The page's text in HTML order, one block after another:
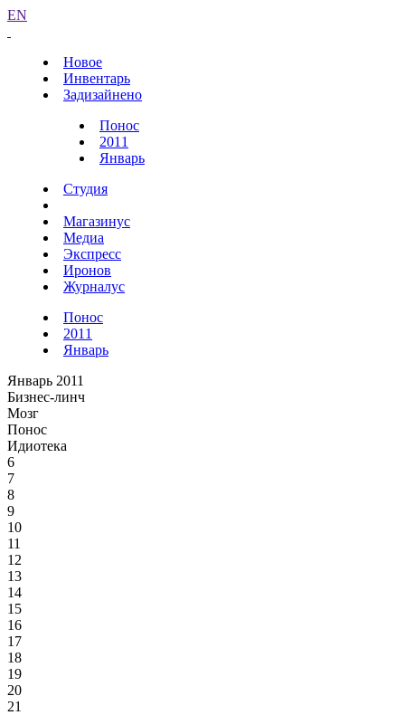
EN
Новое
Инвентарь
Задизайнено
Понос
2011
Январь
Студия
Магазинус
Медиа
Экспресс
Иронов
Журналус
Понос
2011
Январь
Январь 2011
Бизнес-линч
Мозг
Понос
Идиотека
6
7
8
9
10
11
12
13
14
15
16
17
18
19
20
21